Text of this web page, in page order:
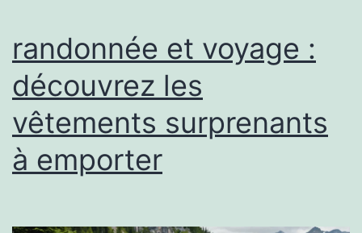
randonnée et voyage :
découvrez les
vêtements surprenants
à emporter